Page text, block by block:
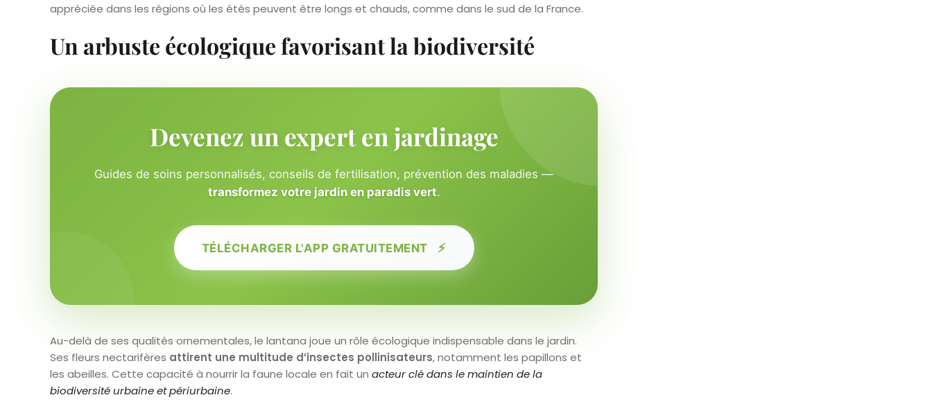
appréciée dans les régions où les étés peuvent être longs et chauds, comme dans le sud de la France.
Un arbuste écologique favorisant la biodiversité
Devenez un expert en jardinage
Guides de soins personnalisés, conseils de fertilisation, prévention des maladies —
transformez votre jardin en paradis vert.
TÉLÉCHARGER L'APP GRATUITEMENT ⚡
Au-delà de ses qualités ornementales, le lantana joue un rôle écologique indispensable dans le jardin.
Ses fleurs nectarifères attirent une multitude d’insectes pollinisateurs, notamment les papillons et
les abeilles. Cette capacité à nourrir la faune locale en fait un acteur clé dans le maintien de la
biodiversité urbaine et périurbaine.